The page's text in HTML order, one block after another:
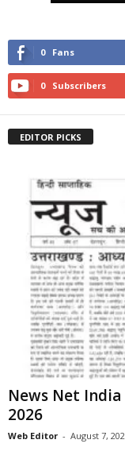
0 Fans
0 Subscribers
EDITOR PICKS
News Net
2026
Web Editor - August 7,